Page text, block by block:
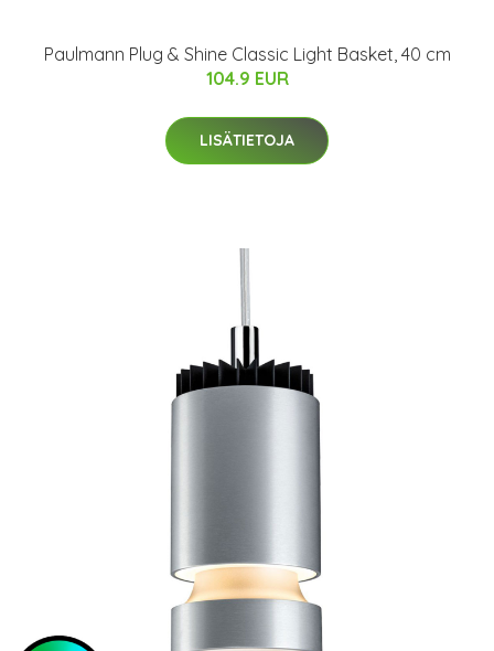
Paulmann Plug & Shine Classic Light Basket, 40 cm
104.9 EUR
LISÄTIETOJA